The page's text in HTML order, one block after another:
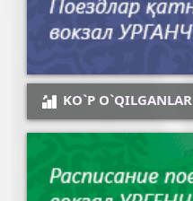
KO`P O`QILGANLAR